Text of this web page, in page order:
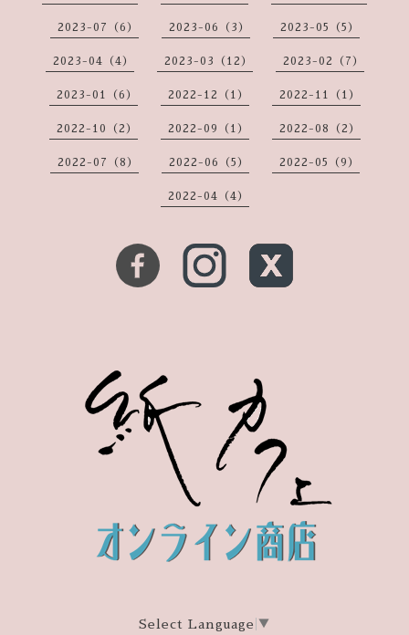
2023-07（6） 2023-06（3） 2023-05（5）
2023-04（4） 2023-03（12） 2023-02（7）
2023-01（6） 2022-12（1） 2022-11（1）
2022-10（2） 2022-09（1） 2022-08（2）
2022-07（8） 2022-06（5） 2022-05（9）
2022-04（4）
Select Language ▼